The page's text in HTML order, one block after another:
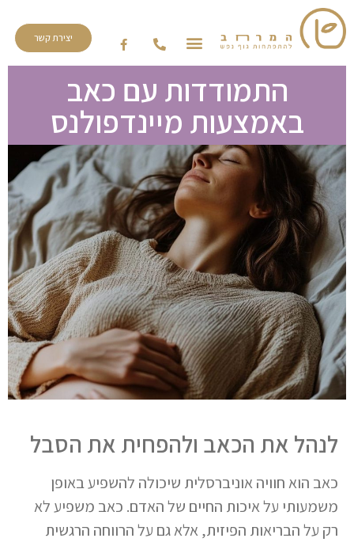
יצירת קשר
התמודדות עם כאב
באמצעות מיינדפולנס
לנהל את הכאב ולהפחית את הסבל
כאב הוא חוויה אוניברסלית שיכולה להשפיע באופן
משמעותי על איכות החיים של האדם. כאב משפיע לא
רק על הבריאות הפיזית, אלא גם על הרווחה הרגשית